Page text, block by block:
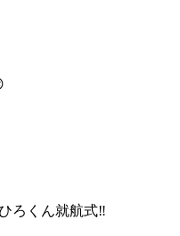
ろくん就航式‼️